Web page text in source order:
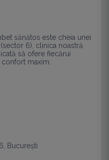
sănătos este cheia unei
6), clinica noastră
să ofere fiecărui
maxim.
București